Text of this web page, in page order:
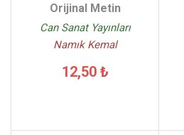
Orijinal Metin
Can Sanat Yayınları
Namık Kemal
12,50 ₺